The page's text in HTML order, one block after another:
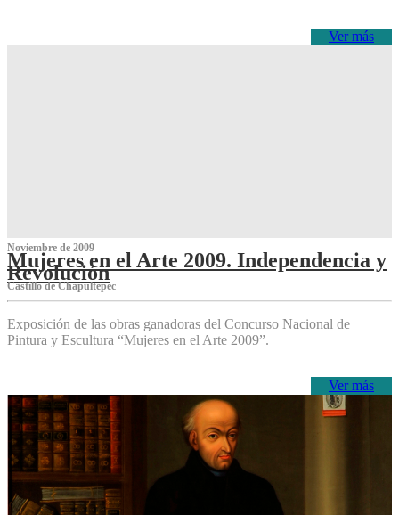
Ver más
Noviembre de 2009
Mujeres en el Arte 2009. Independencia y
Revolución
Castillo de Chapultepec
Exposición de las obras ganadoras del Concurso Nacional de
Pintura y Escultura “Mujeres en el Arte 2009”.
Ver más